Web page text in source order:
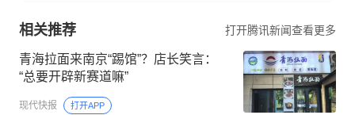
相关推荐 打开腾讯新闻查看更多
青海拉面来南京“踢馆”？店长笑言：
“总要开辟新赛道嘛”
现代快报 打开APP